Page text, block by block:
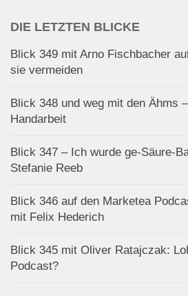
DIE LETZTEN BLICKE
Blick 349 mit Arno Fischbacher
sie vermeiden
Blick 348 und weg mit den Ähms
Handarbeit
Blick 347 – Ich wurde ge-Säure-
Stefanie Reeb
Blick 346 auf den Marketea
mit Felix Hederich
Blick 345 mit Oliver Ratajczak:
Podcast?